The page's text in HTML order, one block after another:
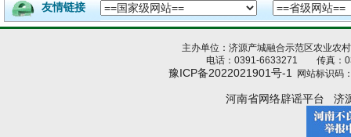
友情链接
主办单位：济源产城融合示范区农业
电话：0391-6633271 传真：
豫ICP备2022021901号-1 网站标识码
河南省网络辟谣平台 济